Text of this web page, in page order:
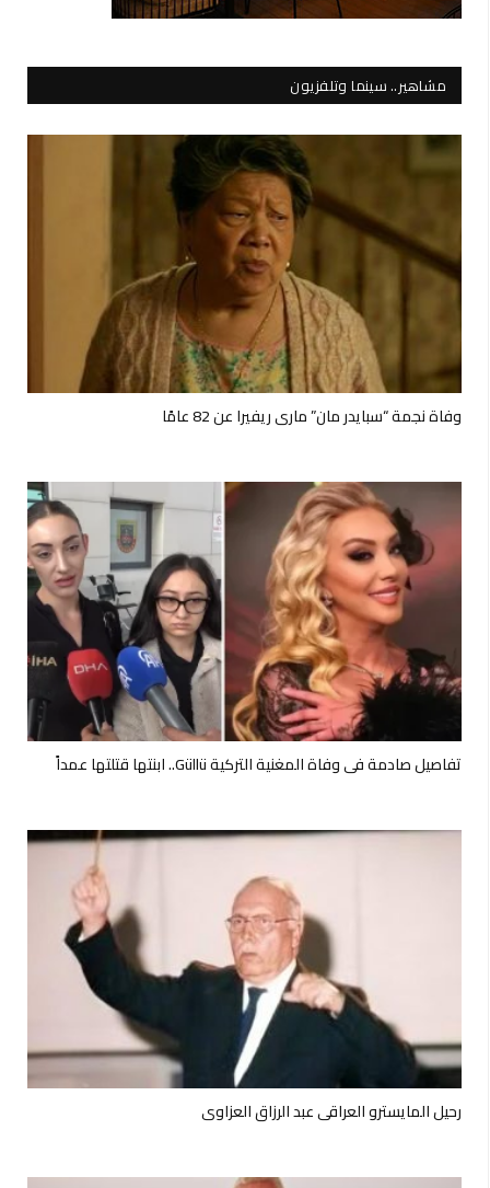
مشاهير.. سينما وتلفزيون
وفاة نجمة “سبايدر مان” ماري ريفيرا عن 82 عامًا
تفاصيل صادمة في وفاة المغنية التركية Güllü.. ابنتها قتلتها عمداً
رحيل المايسترو العراقي عبد الرزاق العزاوي